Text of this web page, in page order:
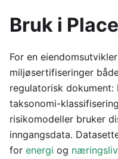
Bruk i
For en
miljøsertifiseringer
regulatorisk dokument:
taksonomi-
risikomodeller bruker
inngangsdata.
for energi og næringsliv